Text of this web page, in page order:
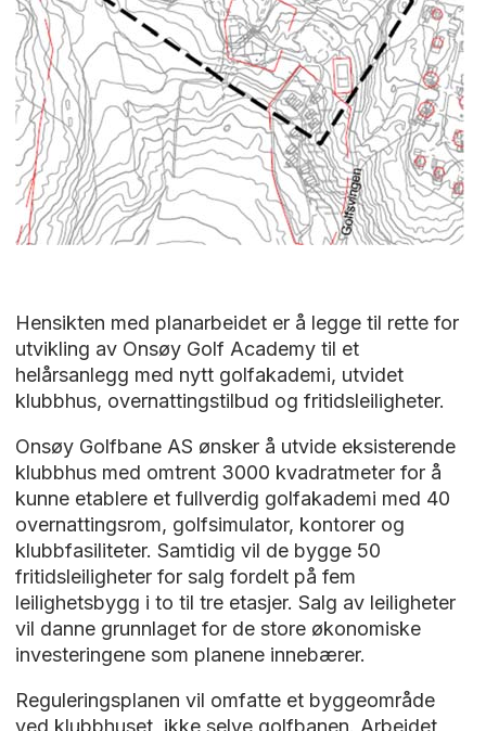
Hensikten med planarbeidet er å legge til rette for
utvikling av Onsøy Golf Academy til et
helårsanlegg med nytt golfakademi, utvidet
klubbhus, overnattingstilbud og fritidsleiligheter.
Onsøy Golfbane AS ønsker å utvide eksisterende
klubbhus med omtrent 3000 kvadratmeter for å
kunne etablere et fullverdig golfakademi med 40
overnattingsrom, golfsimulator, kontorer og
klubbfasiliteter. Samtidig vil de bygge 50
fritidsleiligheter for salg fordelt på fem
leilighetsbygg i to til tre etasjer. Salg av leiligheter
vil danne grunnlaget for de store økonomiske
investeringene som planene innebærer.
Reguleringsplanen vil omfatte et byggeområde